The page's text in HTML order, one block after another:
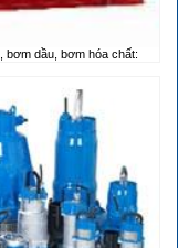
bơm dầu, bơm hóa chất: